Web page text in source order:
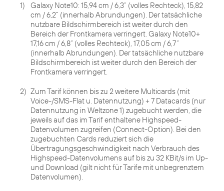
1)
Galaxy Note10: 15,94 cm / 6,3“ (volles Rechteck), 15,82
cm / 6,2“ (innerhalb Abrundungen). Der tatsächliche
nutzbare Bildschirmbereich ist weiter durch den
Bereich der Frontkamera verringert. Galaxy Note10+
17,16 cm / 6,8“ (volles Rechteck), 17,05 cm / 6,7“
(innerhalb Abrundungen). Der tatsächliche nutzbare
Bildschirmbereich ist weiter durch den Bereich der
Frontkamera verringert.
2) Zum Tarif können bis zu 2 weitere Multicards (mit
Voice-/SMS-Flat u. Datennutzung) + 7 Datacards (nur
Datennutzung in Weltzone 1) zugebucht werden, die
jeweils auf das im Tarif enthaltene Highspeed-
Datenvolumen zugreifen (Connect-Option). Bei den
zugebuchten Cards reduziert sich die
Übertragungsgeschwindigkeit nach Verbrauch des
Highspeed-Datenvolumens auf bis zu 32 KBit/s im Up-
und Download (gilt nicht für Tarife mit unbegrenztem
Datenvolumen).